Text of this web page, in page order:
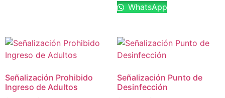
WhatsApp
Señalización Prohibido
Ingreso de Adultos
Señalización Punto de
Desinfección